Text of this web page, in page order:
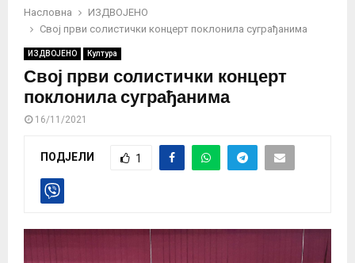
Насловна
ИЗДВОЈЕНО
Свој први солистички концерт поклонила суграђанима
ИЗДВОЈЕНО Култура
Свој први солистички концерт
поклонила суграђанима
16/11/2021
ПОДЈЕЛИ 1